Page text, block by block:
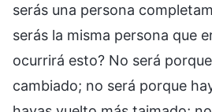
serás una persona
serás la misma persona que
ocurrirá esto? No será
cambiado; no será porque